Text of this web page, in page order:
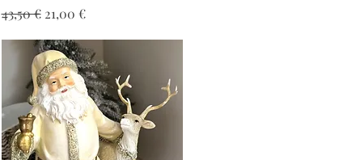
Prezzo regolare
43,50 € Prezzo scontato
21,00 €